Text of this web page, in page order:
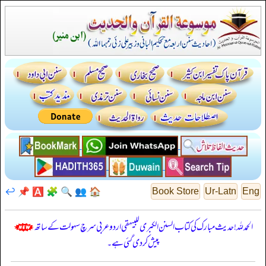
Eng
Ur-Latn
Book Store
🏠
👥
🔍
🧩
🅰️
📌
↩️
الحمدللہ! حدیث مبارک کی کتاب السنن الكبرى للبيهقي اردو عربی سرچ سہولت کے ساتھ
پیش کر دی گئی ہے۔